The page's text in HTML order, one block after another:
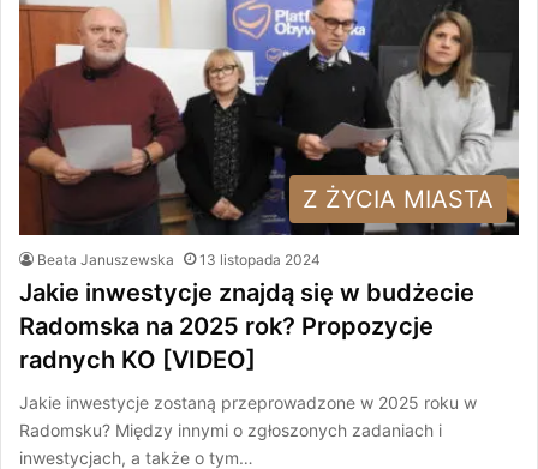
Z ŻYCIA MIASTA
Beata Januszewska 13 listopada 2024
Jakie inwestycje znajdą się w budżecie
Radomska na 2025 rok? Propozycje
radnych KO [VIDEO]
Jakie inwestycje zostaną przeprowadzone w 2025 roku w
Radomsku? Między innymi o zgłoszonych zadaniach i
inwestycjach, a także o tym…